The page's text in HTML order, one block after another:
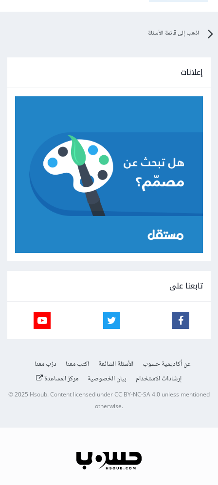
اذهب إلى قائمة الأسئلة
إعلانات
تابعنا على
عن أكاديمية حسوب الأسئلة الشائعة اكتب معنا
درّب معنا
إرشادات الاستخدام
بيان الخصوصية مركز المساعدة
© 2025Hsoub.Content licensed underCC BY-NC-SA 4.0unless mentioned
otherwise.